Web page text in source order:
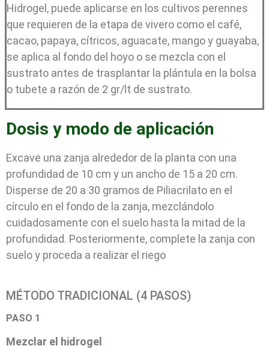
Hidrogel, puede aplicarse en los cultivos perennes
que requieren de la etapa de vivero como el café,
cacao, papaya, cítricos, aguacate, mango y guayaba,
se aplica al fondo del hoyo o se mezcla con el
sustrato antes de trasplantar la plántula en la bolsa
o tubete a razón de 2 gr/lt de sustrato.
Dosis y modo de aplicación
Excave una zanja alrededor de la planta con una
profundidad de 10 cm y un ancho de 15 a 20 cm.
Disperse de 20 a 30 gramos de Piliacrilato en el
círculo en el fondo de la zanja, mezclándolo
cuidadosamente con el suelo hasta la mitad de la
profundidad. Posteriormente, complete la zanja con
suelo y proceda a realizar el riego
MÉTODO TRADICIONAL (4 PASOS)
PASO 1
Mezclar el hidrogel